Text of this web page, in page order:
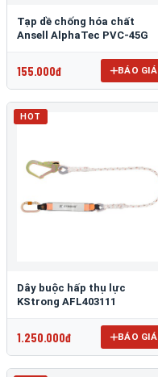
Tạp dề chống hóa chất
Ansell AlphaTec PVC-45G
155.000đ BÁO GIÁ
HOT
Dây buộc hấp thụ lực
KStrong AFL403111
1.250.000đ BÁO GIÁ